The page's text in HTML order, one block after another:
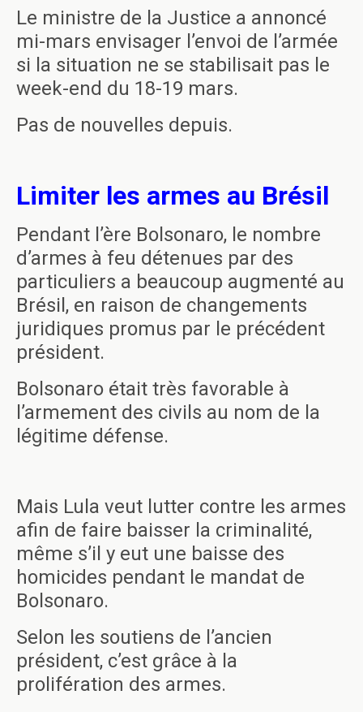
Le ministre de la Justice a annoncé
mi-mars envisager l’envoi de l’armée
si la situation ne se stabilisait pas le
week-end du 18-19 mars.
Pas de nouvelles depuis.
Limiter les armes au Brésil
Pendant l’ère Bolsonaro, le nombre
d’armes à feu détenues par des
particuliers a beaucoup augmenté au
Brésil, en raison de changements
juridiques promus par le précédent
président.
Bolsonaro était très favorable à
l’armement des civils au nom de la
légitime défense.
Mais Lula veut lutter contre les armes
afin de faire baisser la criminalité,
même s’il y eut une baisse des
homicides pendant le mandat de
Bolsonaro.
Selon les soutiens de l’ancien
président, c’est grâce à la
prolifération des armes.